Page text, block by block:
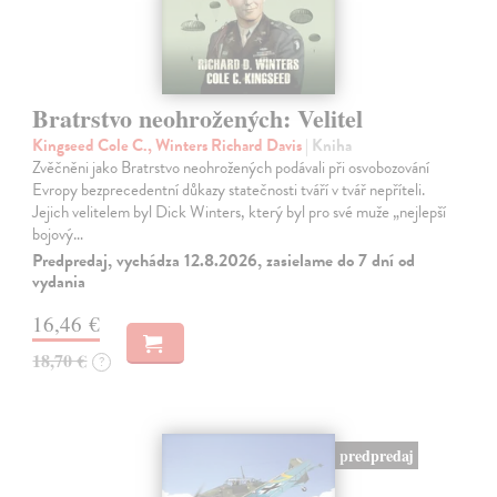
Bratrstvo neohrožených: Velitel
Kingseed Cole C., Winters Richard Davis| Kniha
Zvěčněni jako Bratrstvo neohrožených podávali při osvobozování
Evropy bezprecedentní důkazy statečnosti tváří v tvář nepříteli.
Jejich velitelem byl Dick Winters, který byl pro své muže „nejlepší
bojový…
Predpredaj, vychádza 12.8.2026, zasielame do 7 dní od
vydania
16,46 €
18,70 € ?
predpredaj